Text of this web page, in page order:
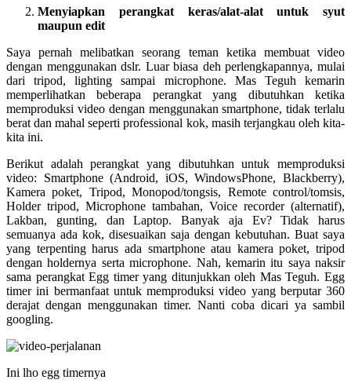
Menyiapkan perangkat keras/alat-alat untuk syut
maupun edit
Saya pernah melibatkan seorang teman ketika membuat video
dengan menggunakan dslr. Luar biasa deh perlengkapannya, mulai
dari tripod, lighting sampai microphone. Mas Teguh kemarin
memperlihatkan beberapa perangkat yang dibutuhkan ketika
memproduksi video dengan menggunakan smartphone, tidak terlalu
berat dan mahal seperti professional kok, masih terjangkau oleh kita-
kita ini.
Berikut adalah perangkat yang dibutuhkan untuk memproduksi
video: Smartphone (Android, iOS, WindowsPhone, Blackberry),
Kamera poket, Tripod, Monopod/tongsis, Remote control/tomsis,
Holder tripod, Microphone tambahan, Voice recorder (alternatif),
Lakban, gunting, dan Laptop. Banyak aja Ev? Tidak harus
semuanya ada kok, disesuaikan saja dengan kebutuhan. Buat saya
yang terpenting harus ada smartphone atau kamera poket, tripod
dengan holdernya serta microphone. Nah, kemarin itu saya naksir
sama perangkat Egg timer yang ditunjukkan oleh Mas Teguh. Egg
timer ini bermanfaat untuk memproduksi video yang berputar 360
derajat dengan menggunakan timer. Nanti coba dicari ya sambil
googling.
Ini lho egg timernya